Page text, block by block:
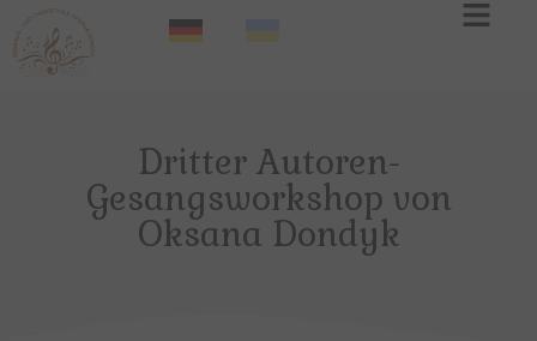
Dritter Autoren-
Gesangsworkshop von
Oksana Dondyk